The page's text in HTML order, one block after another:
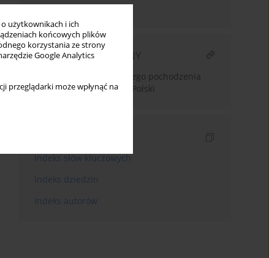
użytkownikach i ich
końcowych plików
korzystania ze strony
Google Analytics
przeglądarki może wpłynąć na
ARTYKUŁ POWIĄZANY
Rośliny naczyniowe obcego pochodzenia
zadomowione w lasach Polski
Indeks słów kluczowych
Indeks dziedzin
Indeks autorów